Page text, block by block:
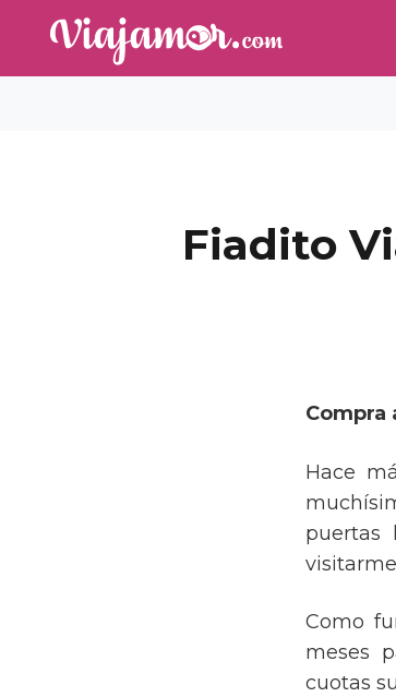
Fiadito
Compra
Hace
puertas
Como
meses
cuotas